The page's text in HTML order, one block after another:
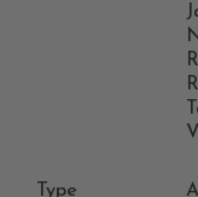
Type